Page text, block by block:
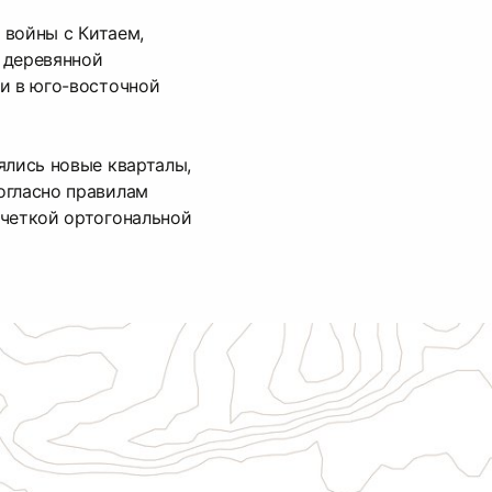
войны с Китаем,
в юго-восточной
новые кварталы,
правилам
ортогональной